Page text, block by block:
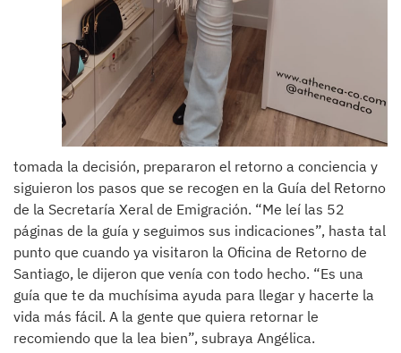
tomada la decisión, prepararon el retorno a conciencia y
siguieron los pasos que se recogen en la Guía del Retorno
de la Secretaría Xeral de Emigración. “Me leí las 52
páginas de la guía y seguimos sus indicaciones”, hasta tal
punto que cuando ya visitaron la Oficina de Retorno de
Santiago, le dijeron que venía con todo hecho. “Es una
guía que te da muchísima ayuda para llegar y hacerte la
vida más fácil. A la gente que quiera retornar le
recomiendo que la lea bien”, subraya Angélica.